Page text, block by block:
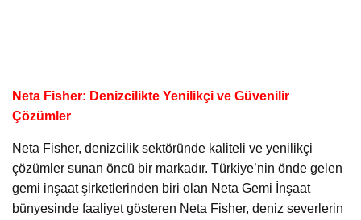
Neta Fisher: Denizcilikte Yenilikçi ve Güvenilir
Çözümler
Neta Fisher, denizcilik sektöründe kaliteli ve yenilikçi
çözümler sunan öncü bir markadır. Türkiye’nin önde gelen
gemi inşaat şirketlerinden biri olan Neta Gemi İnşaat
bünyesinde faaliyet gösteren Neta Fisher, deniz severlerin